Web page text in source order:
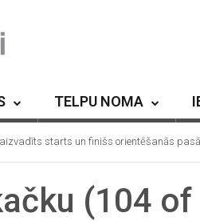
TELPU NOMA
starts un finišs orientēšanās
(104 of